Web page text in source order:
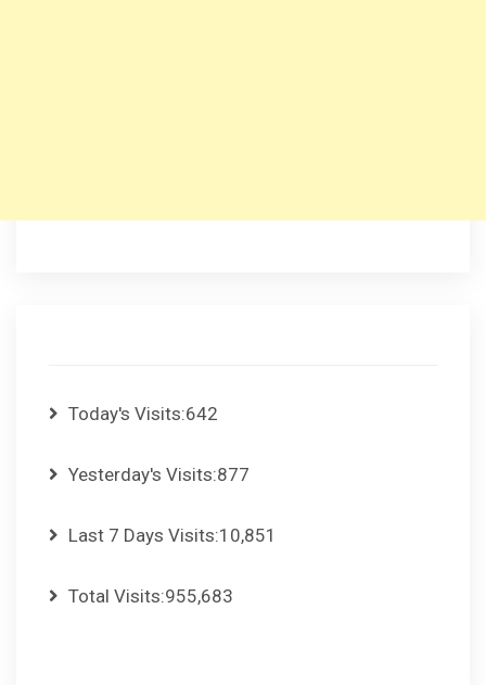
Today's Visits:642
Yesterday's Visits:877
Last 7 Days Visits:10,851
Total Visits:955,683